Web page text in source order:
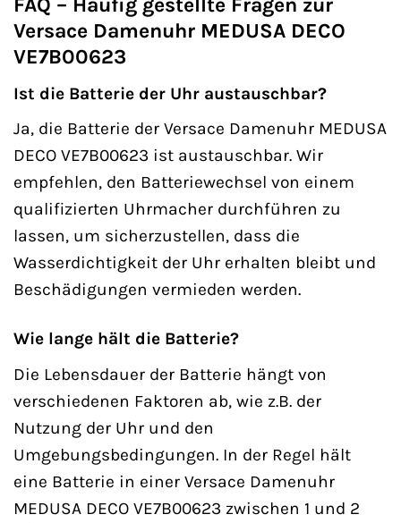
FAQ – Häufig gestellte Fragen zur
Versace Damenuhr MEDUSA DECO
VE7B00623
Ist die Batterie der Uhr austauschbar?
Ja, die Batterie der Versace Damenuhr MEDUSA
DECO VE7B00623 ist austauschbar. Wir
empfehlen, den Batteriewechsel von einem
qualifizierten Uhrmacher durchführen zu
lassen, um sicherzustellen, dass die
Wasserdichtigkeit der Uhr erhalten bleibt und
Beschädigungen vermieden werden.
Wie lange hält die Batterie?
Die Lebensdauer der Batterie hängt von
verschiedenen Faktoren ab, wie z.B. der
Nutzung der Uhr und den
Umgebungsbedingungen. In der Regel hält
eine Batterie in einer Versace Damenuhr
MEDUSA DECO VE7B00623 zwischen 1 und 2